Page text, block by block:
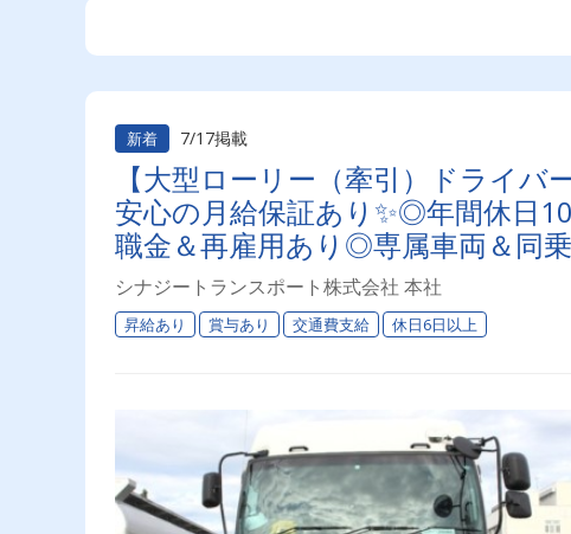
新着 7/17掲載
【大型ローリー（牽引）ドライ
安心の月給保証あり✨◎年間休日
職金＆再雇用あり◎専属車両＆同
シナジートランスポート株式会社 本社
昇給あり 賞与あり 交通費支給 休日6日以上